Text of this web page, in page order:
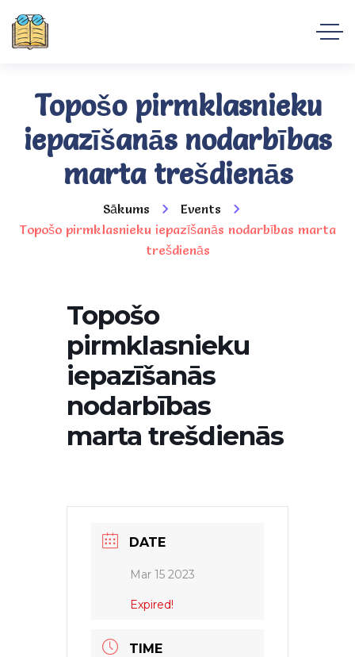
Topošo pirmklasnieku
iepazīšanās nodarbības
marta trešdienās
Sākums
Events
Topošo pirmklasnieku iepazīšanās nodarbības marta
trešdienās
Topošo
pirmklasnieku
iepazīšanās
nodarbības
marta trešdienās
DATE
Mar 15 2023
Expired!
TIME